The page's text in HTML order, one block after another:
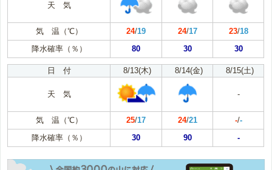
天 気
気 温（℃） 24/19 24/17 23/18
降水確率（％）
80 30 30
日 付 8/13(木) 8/14(金) 8/15(土)
天 気 -
気 温（℃） 25/17 24/21 -/-
降水確率（％）
30 90 -